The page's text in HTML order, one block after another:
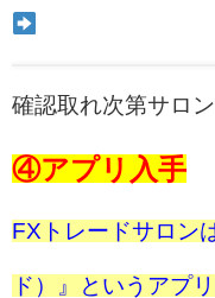
確認取れ次第サロ
④アプリ入手
FXトレードサロン
ド）』というアプリ